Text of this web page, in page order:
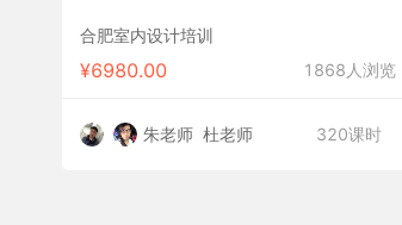
合肥室内设计培训
¥6980.00 1868人浏览
320课时
朱老师 杜老师